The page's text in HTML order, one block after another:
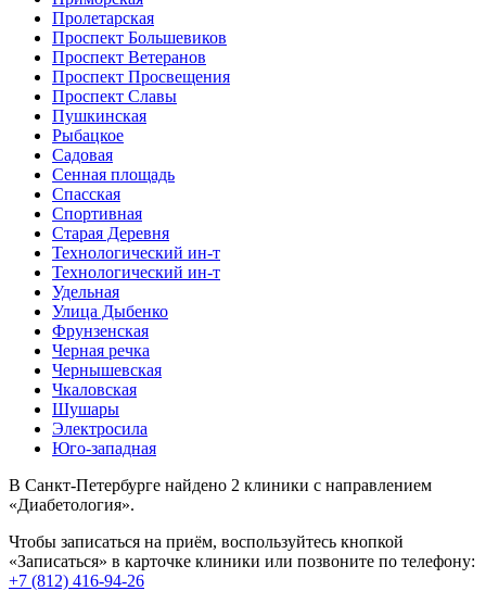
Пролетарская
Проспект Большевиков
Проспект Ветеранов
Проспект Просвещения
Проспект Славы
Пушкинская
Рыбацкое
Садовая
Сенная площадь
Спасская
Спортивная
Старая Деревня
Технологический ин-т
Технологический ин-т
Удельная
Улица Дыбенко
Фрунзенская
Черная речка
Чернышевская
Чкаловская
Шушары
Электросила
Юго-западная
В Санкт-Петербурге найдено 2 клиники с направлением
«Диабетология».
Чтобы записаться на приём, воспользуйтесь кнопкой
«Записаться» в карточке клиники или позвоните по телефону:
+7 (812) 416-94-26